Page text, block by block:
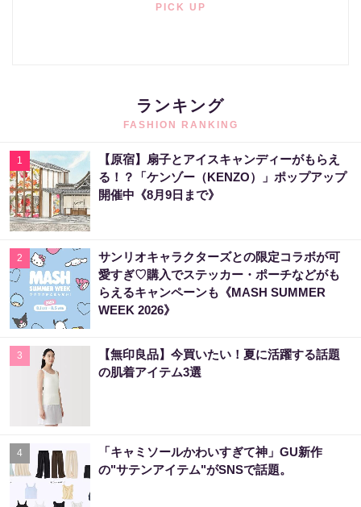
PICK UP
ランキング
FASHION RANKING
1
【原宿】扇子とアイスキャンディーがもらえ
る！？「ケンゾー（KENZO）」ポップアップ
開催中《8月9日まで》
2
サンリオキャラクターズとの限定コラボが可
愛すぎ♡購入でステッカー・ポーチなどがも
らえるキャンペーンも《MASH SUMMER
WEEK 2026》
3
【無印良品】今買いたい！夏に活躍する話題
の肌着アイテム3選
4
「キャミソールかわいすぎて神」GU新作
の"サテンアイテム"がSNSで話題。